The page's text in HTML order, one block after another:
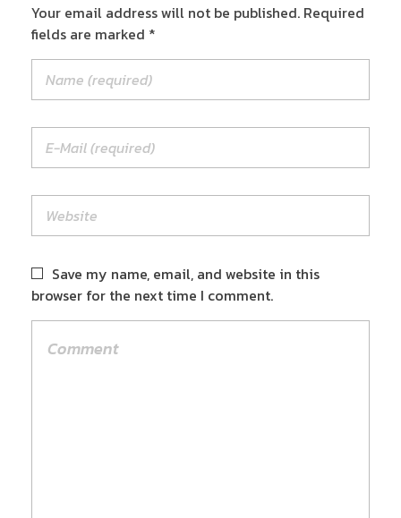
Your email address will not be published. Required
fields are marked *
Save my name, email, and website in this
browser for the next time I comment.